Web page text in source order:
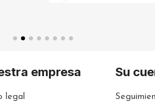
empresa
legal
Su